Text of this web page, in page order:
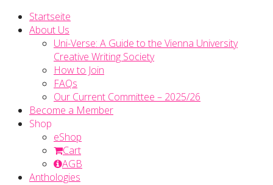
Startseite
About Us
Uni-Verse: A Guide to the Vienna University
Creative Writing Society
How to Join
FAQs
Our Current Committee – 2025/26
Become a Member
Shop
eShop
Cart
AGB
Anthologies